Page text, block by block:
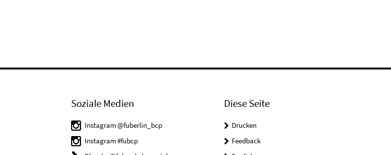
Soziale Medien
Instagram @fuberlin_bcp
Instagram #fubcp
Diese Seite
Drucken
Feedback